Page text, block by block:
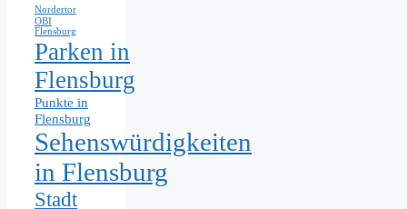
Nordertor
OBI
Flensburg
Parken in
Flensburg
Punkte in
Flensburg
Sehenswürdigkeiten
in Flensburg
Stadt